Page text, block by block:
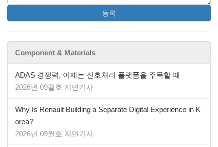
등록
Component & Materials
ADAS 경쟁력, 이제는 신호처리 플랫폼을 주목할 때
2026년 09월호 지면기사
Why Is Renault Building a Separate Digital Experience in K
orea?
2026년 09월호 지면기사